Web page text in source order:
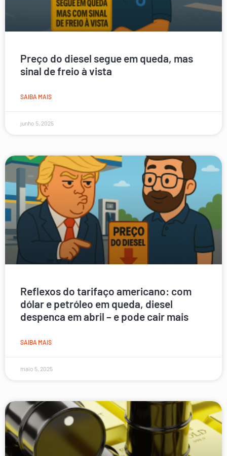
Preço do diesel segue em queda, mas
sinal de freio à vista
SAIBA MAIS
junho 5, 2025
Reflexos do tarifaço americano: com
dólar e petróleo em queda, diesel
despenca em abril – e pode cair mais
SAIBA MAIS
maio 5, 2025